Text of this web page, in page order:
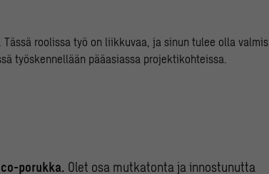
roolissa työ on liikkuvaa, ja sinun tulee olla valmis
työskennellään pääasiassa projektikohteissa.
porukka. Olet osa mutkatonta ja innostunutta